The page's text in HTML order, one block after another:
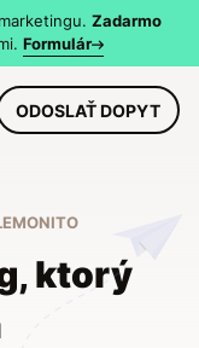
Zadarmo
Formulár
ODOSLAŤ DOPYT
ktorý